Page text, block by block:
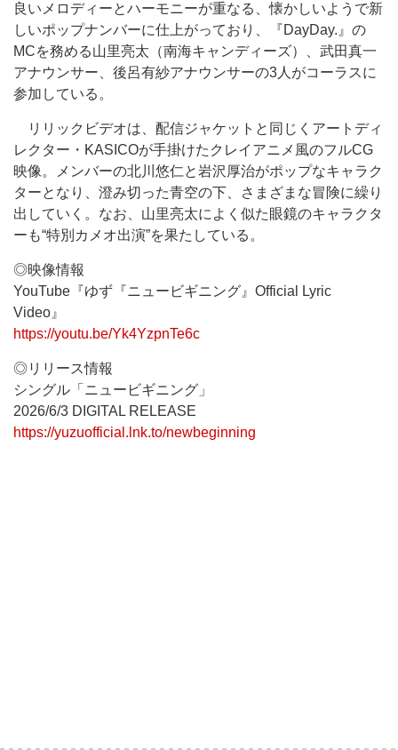
良いメロディーとハーモニーが重なる、懐かしいようで新
しいポップナンバーに仕上がっており、『DayDay.』の
MCを務める山里亮太（南海キャンディーズ）、武田真一
アナウンサー、後呂有紗アナウンサーの3人がコーラスに
参加している。
リリックビデオは、配信ジャケットと同じくアートディ
レクター・KASICOが手掛けたクレイアニメ風のフルCG
映像。メンバーの北川悠仁と岩沢厚治がポップなキャラク
ターとなり、澄み切った青空の下、さまざまな冒険に繰り
出していく。なお、山里亮太によく似た眼鏡のキャラクタ
ーも“特別カメオ出演”を果たしている。
◎映像情報
YouTube『ゆず『ニュービギニング』Official Lyric
Video』
https://youtu.be/Yk4YzpnTe6c
◎リリース情報
シングル「ニュービギニング」
2026/6/3 DIGITAL RELEASE
https://yuzuofficial.lnk.to/newbeginning